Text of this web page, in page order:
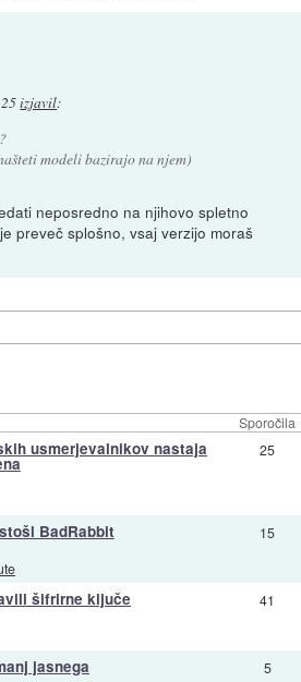
izjavil:
modeli bazirajo na njem)
neposredno na njihovo spletno
preveč splošno, vsaj verzijo moraš
Sporočila
usmerjevalnikov nastaja 25
BadRabbit 15
šifrirne ključe 41
jasnega 5